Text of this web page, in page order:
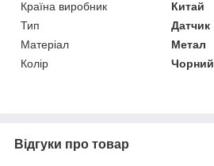
Країна виробник
Китай
Тип
Датчик
Матеріал
Метал
Колір
Чорний
Відгуки про товар